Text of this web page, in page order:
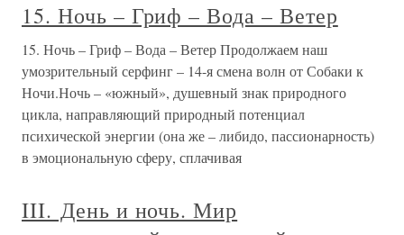
15. Ночь – Гриф – Вода – Ветер
15. Ночь – Гриф – Вода – Ветер Продолжаем наш
умозрительный серфинг – 14-я смена волн от Собаки к
Ночи.Ночь – «южный», душевный знак природного
цикла, направляющий природный потенциал
психической энергии (она же – либидо, пассионарность)
в эмоциональную сфе­ру, сплачивая
III. День и ночь. Мир